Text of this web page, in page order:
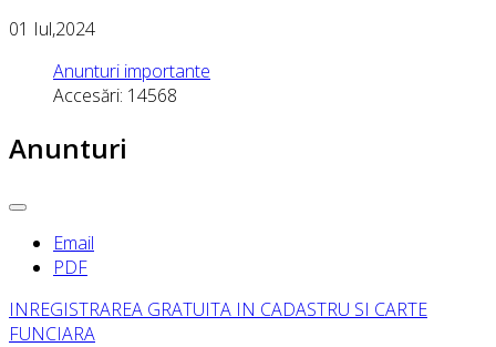
01 Iul,2024
Anunturi importante
Accesări: 14568
Anunturi
Email
PDF
INREGISTRAREA GRATUITA IN CADASTRU SI CARTE
FUNCIARA